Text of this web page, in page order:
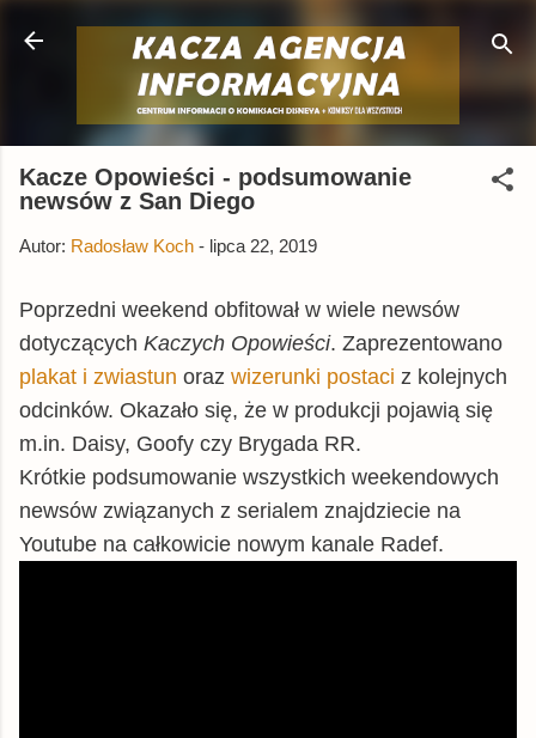
Przejdź do głównej zawartości
Kacze Opowieści - podsumowanie
newsów z San Diego
Autor: Radosław Koch - lipca 22, 2019
Poprzedni weekend obfitował w wiele newsów
dotyczących Kaczych Opowieści. Zaprezentowano
plakat i zwiastun oraz wizerunki postaci z kolejnych
odcinków. Okazało się, że w produkcji pojawią się
m.in. Daisy, Goofy czy Brygada RR.
Krótkie podsumowanie wszystkich weekendowych
newsów związanych z serialem znajdziecie na
Youtube na całkowicie nowym kanale Radef.